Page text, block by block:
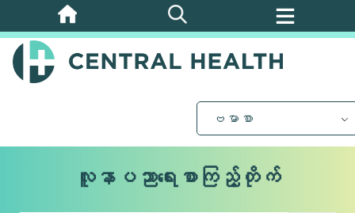
အဓိက
အကြောင်းအရာ
သို့
ဗမာစာ
လူနာပညာရေးစာကြည့်တိုက်